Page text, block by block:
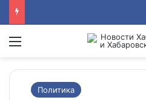
Menu
Политика